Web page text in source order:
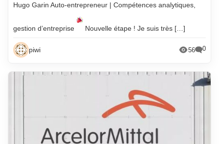
Hugo Garin Auto-entrepreneur | Compétences analytiques,
gestion d’entreprise Nouvelle étape ! Je suis très […]
piwi 56 0